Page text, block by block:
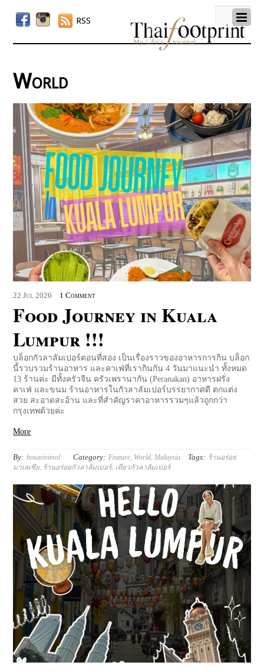
RSS
World
22 Jul 2026 1 Comment
Food Journey in Kuala
Lumpur !!!
บล็อกกัวลาลัมเปอร์ตอนที่สอง เป็นเรื่องราวของอาหารการกิน บล็อก
นี้รวบรวมร้านอาหาร และคาเฟ่ที่เรากินกัน 4 วันมาแนะนำ ทั้งหมด
13 ร้านค่ะ มีทั้งครัวจีน ครัวเพรานากัน (Peranakan) อาหารฝรั่ง
คาเฟ่ และขนม ร้านอาหารในกัวลาลัมเปอร์บรรยากาศดี ตกแต่ง
สวย สะอาดสะอ้าน และที่สำคัญราคาอาหารรวมๆแล้วถูกกว่า
กรุงเทพด้วยค่ะ
More
By: bosasivimol Category: Feature World Malaysia Tags: ร้านอร่อย
มาเลเซีย, ร้านอร่อยกัวลาลัมเปอร์, เที่ยวกัวลาลัมเปอร์